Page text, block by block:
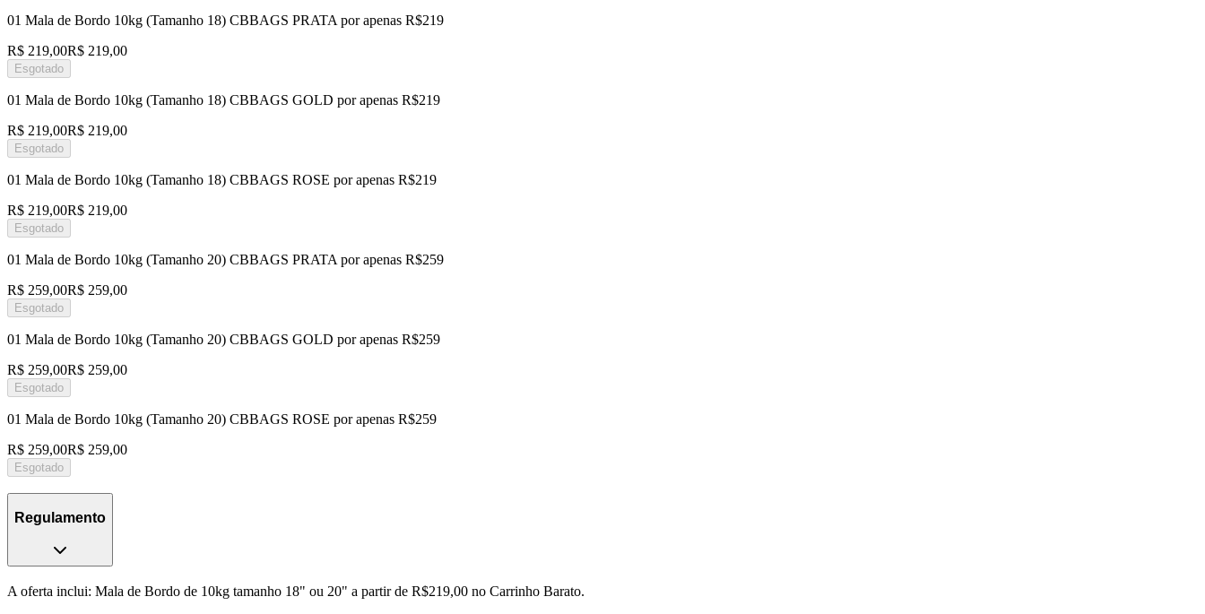
01 Mala de Bordo 10kg (Tamanho 18) CBBAGS PRATA por apenas R$219
R$ 219,00R$ 219,00
Esgotado
01 Mala de Bordo 10kg (Tamanho 18) CBBAGS GOLD por apenas R$219
R$ 219,00R$ 219,00
Esgotado
01 Mala de Bordo 10kg (Tamanho 18) CBBAGS ROSE por apenas R$219
R$ 219,00R$ 219,00
Esgotado
01 Mala de Bordo 10kg (Tamanho 20) CBBAGS PRATA por apenas R$259
R$ 259,00R$ 259,00
Esgotado
01 Mala de Bordo 10kg (Tamanho 20) CBBAGS GOLD por apenas R$259
R$ 259,00R$ 259,00
Esgotado
01 Mala de Bordo 10kg (Tamanho 20) CBBAGS ROSE por apenas R$259
R$ 259,00R$ 259,00
Esgotado
Regulamento
A oferta inclui: Mala de Bordo de 10kg tamanho 18" ou 20" a partir de R$219,00 no Carrinho Barato.